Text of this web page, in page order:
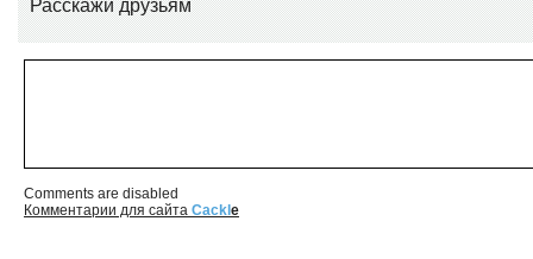
Расскажи друзьям
Comments are disabled
Комментарии для сайта Cackl e